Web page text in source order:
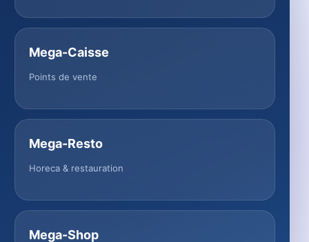
Mega-Caisse
Points de vente
Mega-Resto
Horeca & restauration
Mega-Shop